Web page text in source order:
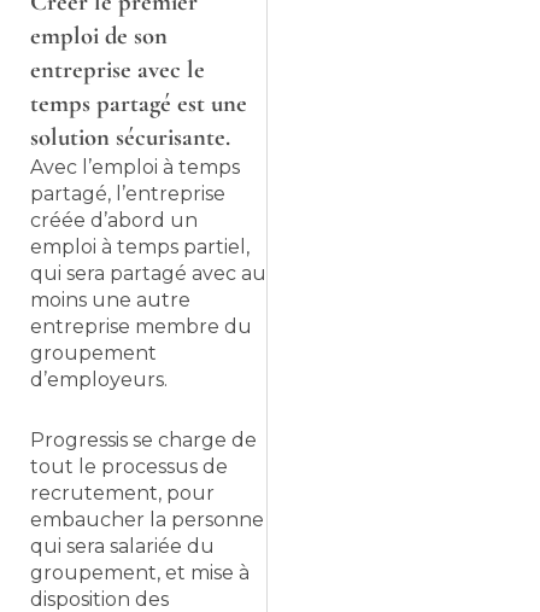
emploi de son
entreprise avec le
temps partagé est une
solution sécurisante.
Avec l’emploi à temps
partagé, l’entreprise
créée d’abord un
emploi à temps partiel,
qui sera partagé avec au
moins une autre
entreprise membre du
groupement
d’employeurs.
Progressis se charge de
tout le processus de
recrutement, pour
embaucher la personne
qui sera salariée du
groupement, et mise à
disposition des